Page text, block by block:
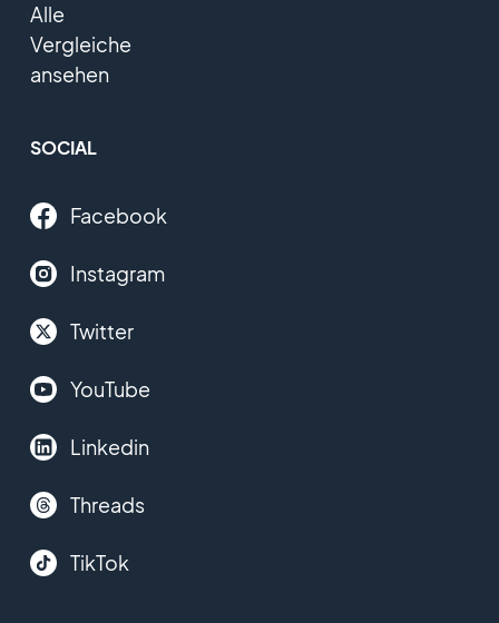
Alle
Vergleiche
ansehen
SOCIAL
Facebook
Instagram
Twitter
YouTube
Linkedin
Threads
TikTok